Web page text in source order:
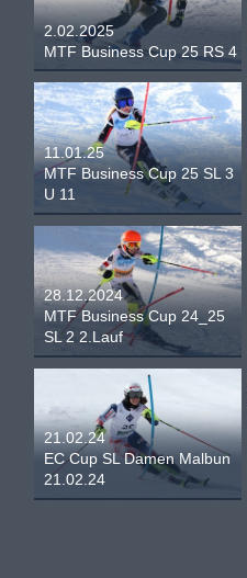
2.02.2025
MTF Business Cup 25 RS 4
11.01.25
MTF Business Cup 25 SL 3
U 11
28.12.2024
MTF Business Cup 24_25
SL 2 2.Lauf
21.02.24
EC Cup SL Damen Malbun
21.02.24